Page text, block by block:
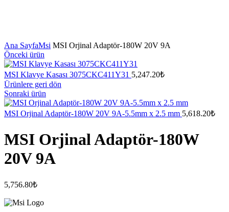
Ana SayfaMsi MSI Orjinal Adaptör-180W 20V 9A
Önceki ürün
MSI Klavye Kasası 3075CKC411Y31 5,247.20₺
Ürünlere geri dön
Sonraki ürün
MSI Orjinal Adaptör-180W 20V 9A-5.5mm x 2.5 mm 5,618.20₺
MSI Orjinal Adaptör-180W
20V 9A
5,756.80₺